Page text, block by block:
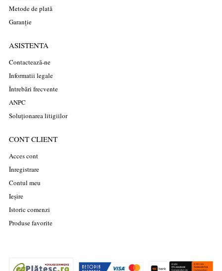
Metode de plată
Garanție
ASISTENTA
Contactează-ne
Informatii legale
Întrebări frecvente
ANPC
Soluționarea litigiilor
CONT CLIENT
Acces cont
Înregistrare
Contul meu
Ieșire
Istoric comenzi
Produse favorite